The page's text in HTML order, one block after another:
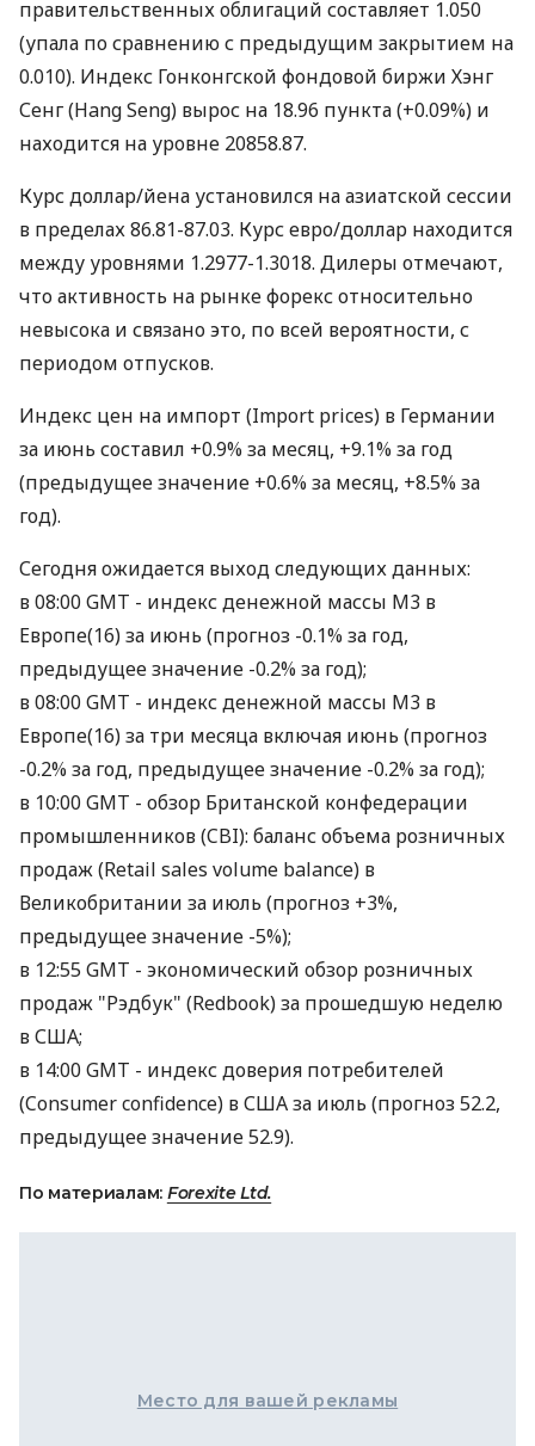
правительственных облигаций составляет 1.050
(упала по сравнению с предыдущим закрытием на
0.010). Индекс Гонконгской фондовой биржи Хэнг
Сенг (Hang Seng) вырос на 18.96 пункта (+0.09%) и
находится на уровне 20858.87.
Курс доллар/йена установился на азиатской сессии
в пределах 86.81-87.03. Курс евро/доллар находится
между уровнями 1.2977-1.3018. Дилеры отмечают,
что активность на рынке форекс относительно
невысока и связано это, по всей вероятности, с
периодом отпусков.
Индекс цен на импорт (Import prices) в Германии
за июнь составил +0.9% за месяц, +9.1% за год
(предыдущее значение +0.6% за месяц, +8.5% за
год).
Сегодня ожидается выход следующих данных:
в 08:00 GMT - индекс денежной массы М3 в
Европе(16) за июнь (прогноз -0.1% за год,
предыдущее значение -0.2% за год);
в 08:00 GMT - индекс денежной массы М3 в
Европе(16) за три месяца включая июнь (прогноз
-0.2% за год, предыдущее значение -0.2% за год);
в 10:00 GMT - обзор Британской конфедерации
промышленников (CBI): баланс объема розничных
продаж (Retail sales volume balance) в
Великобритании за июль (прогноз +3%,
предыдущее значение -5%);
в 12:55 GMT - экономический обзор розничных
продаж "Рэдбук" (Redbook) за прошедшую неделю
в США;
в 14:00 GMT - индекс доверия потребителей
(Consumer confidence) в США за июль (прогноз 52.2,
предыдущее значение 52.9).
По материалам: Forexite Ltd.
Место для вашей рекламы